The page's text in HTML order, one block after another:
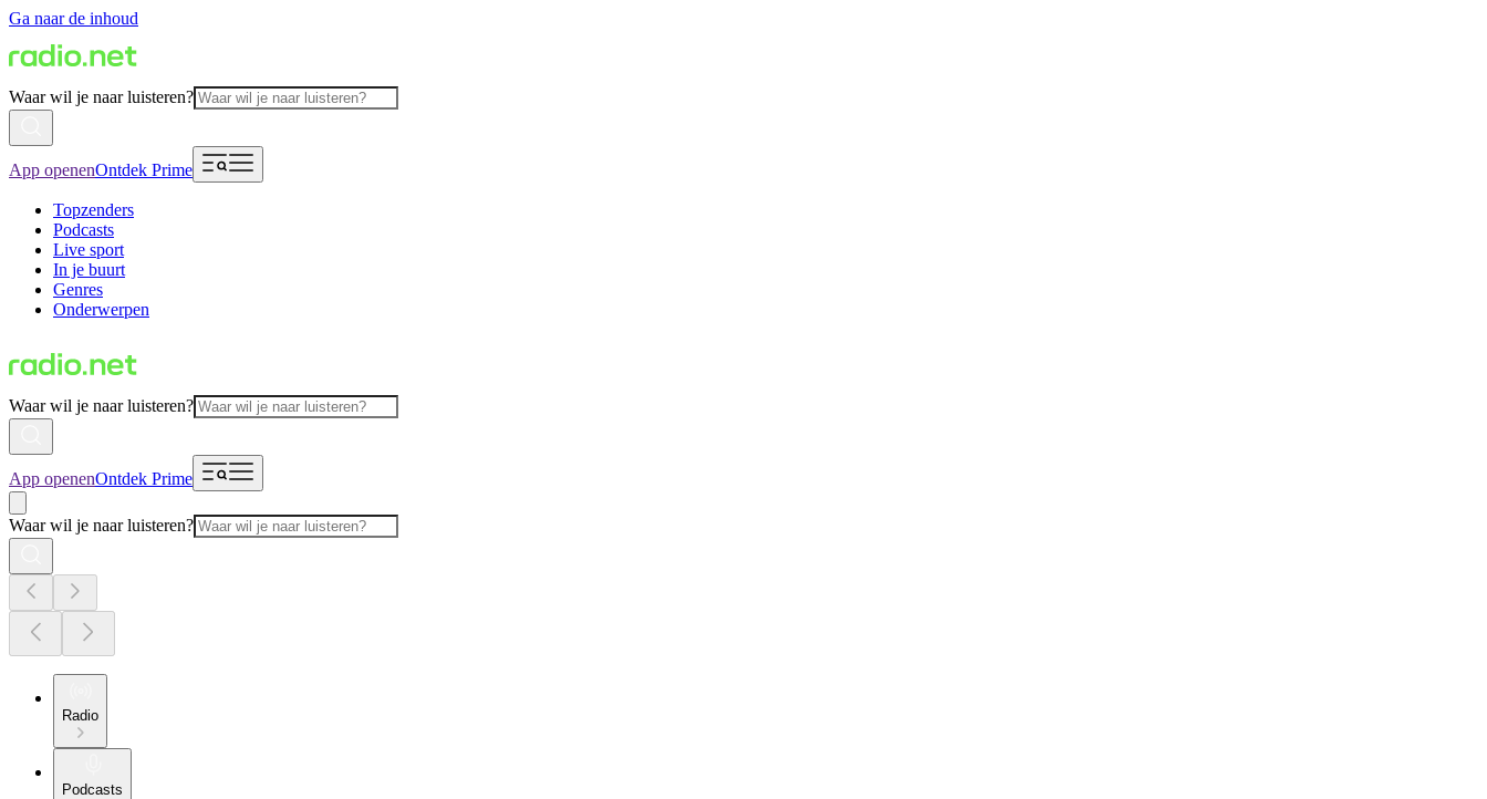
Ga naar de inhoud
Waar wil je naar luisteren?
App openenOntdek Prime
Topzenders
Podcasts
Live sport
In je buurt
Genres
Onderwerpen
Waar wil je naar luisteren?
App openenOntdek Prime
Waar wil je naar luisteren?
Radio
Podcasts